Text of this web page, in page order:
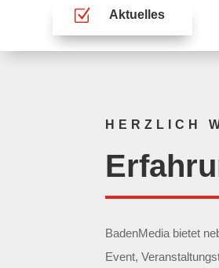
Z Aktuelles
HERZLICH
BadenMedia bietet
Event,